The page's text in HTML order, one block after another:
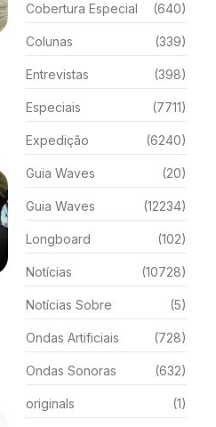
Cobertura Especial (640)
Colunas (339)
Entrevistas (398)
Especiais (7711)
Expedição (6240)
Guia Waves (20)
Guia Waves (12234)
Longboard (102)
Notícias (10728)
Notícias Sobre (5)
Ondas Artificiais (728)
Ondas Sonoras (632)
originals (1)